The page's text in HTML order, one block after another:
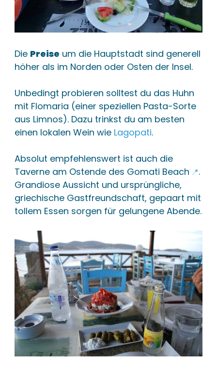
Die Preise um die Hauptstadt sind generell
höher als im Norden oder Osten der Insel.
Unbedingt probieren solltest du das Huhn
mit Flomaria (einer speziellen Pasta-Sorte
aus Limnos). Dazu trinkst du am besten
einen lokalen Wein wie Lagopati.
Absolut empfehlenswert ist auch die
Taverne am Ostende des Gomati Beach 📍.
Grandiose Aussicht und ursprüngliche,
griechische Gastfreundschaft, gepaart mit
tollem Essen sorgen für gelungene Abende.